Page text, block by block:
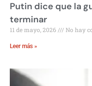
Putin dice que la
terminar
11 de mayo, 2026 No hay
Leer más »